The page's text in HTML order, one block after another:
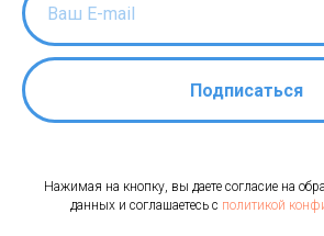
Подписаться
Нажимая на кнопку, вы даете согласие на
данных и соглашаетесь c политикой